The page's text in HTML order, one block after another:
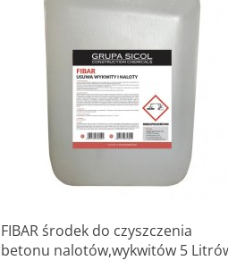
Produkt niedostępny
FIBAR środek do czyszczenia
betonu nalotów,wykwitów 5